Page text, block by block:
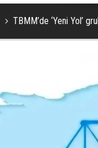
TBMM’de ‘Yeni Yol’